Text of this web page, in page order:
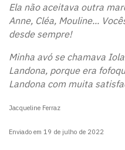
Ela não aceitava outra
Anne, Cléa, Mouline...
desde sempre!
Minha avó se chamava
Landona, porque era
Landona com muita
Jacqueline Ferraz
Enviado em 19 de julho de 2022